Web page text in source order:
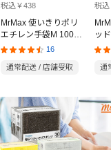
税込￥438
MrMax 使いきりポリ
エチレン手袋M 100枚
入
16
通常配送 / 店舗受取
税込
ッ
の
通